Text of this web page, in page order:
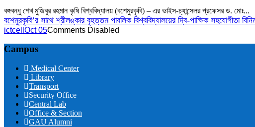
বঙ্গবন্ধু শেখ মুজিবুর রহমান কৃষি বিশ্ববিদ্যালয় (বশেমুরকৃবি) – এর ভাইস-চ্যান্সেলর প্রফেসর ড. মোঃ...
বশেমুরকৃবি’র সাথে শ্রীলঙ্কার বৃহত্তম পাবলিক বিশ্ববিদ্যালয়ের দ্বি-পাক্ষিক সহযোগীতা
ictcell Oct 05Comments Disabled
Campus
Medical Center
Library
Transport
Security Office
Central Lab
Office & Section
GAU Alumni